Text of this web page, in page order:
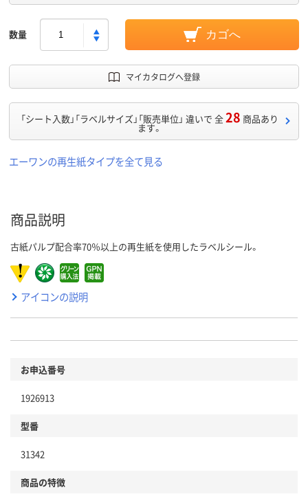
数量 カゴへ
マイカタログへ登録
「シート入数」「ラベルサイズ」「販売単位」 違いで 全28 商品あり
ます。
エーワンの再生紙タイプを全て見る
商品説明
古紙パルプ配合率70％以上の再生紙を使用したラベルシール。
アイコンの説明
お申込番号
1926913
型番
31342
商品の特徴